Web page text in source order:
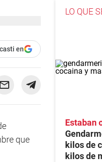
en
que
LO QUE
Estaban
kilos de
kilos de